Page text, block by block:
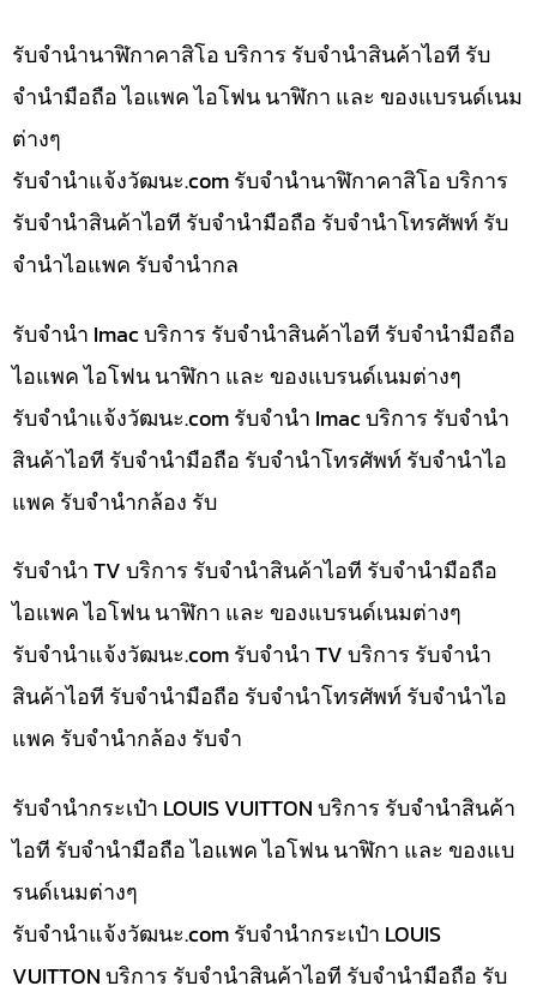
รับจำนำนาฬิกาคาสิโอ บริการ รับจำนำสินค้าไอที รับ
จำนำมือถือ ไอแพค ไอโฟน นาฬิกา และ ของแบรนด์เนม
ต่างๆ
รับจํานําแจ้งวัฒนะ.com รับจำนำนาฬิกาคาสิโอ บริการ
รับจำนำสินค้าไอที รับจำนำมือถือ รับจำนำโทรศัพท์ รับ
จำนำไอแพค รับจำนำกล
รับจำนำ Imac บริการ รับจำนำสินค้าไอที รับจำนำมือถือ
ไอแพค ไอโฟน นาฬิกา และ ของแบรนด์เนมต่างๆ
รับจํานําแจ้งวัฒนะ.com รับจำนำ Imac บริการ รับจำนำ
สินค้าไอที รับจำนำมือถือ รับจำนำโทรศัพท์ รับจำนำไอ
แพค รับจำนำกล้อง รับ
รับจำนำ TV บริการ รับจำนำสินค้าไอที รับจำนำมือถือ
ไอแพค ไอโฟน นาฬิกา และ ของแบรนด์เนมต่างๆ
รับจํานําแจ้งวัฒนะ.com รับจำนำ TV บริการ รับจำนำ
สินค้าไอที รับจำนำมือถือ รับจำนำโทรศัพท์ รับจำนำไอ
แพค รับจำนำกล้อง รับจำ
รับจำนำกระเป๋า LOUIS VUITTON บริการ รับจำนำสินค้า
ไอที รับจำนำมือถือ ไอแพค ไอโฟน นาฬิกา และ ของแบ
รนด์เนมต่างๆ
รับจํานําแจ้งวัฒนะ.com รับจำนำกระเป๋า LOUIS
VUITTON บริการ รับจำนำสินค้าไอที รับจำนำมือถือ รับ